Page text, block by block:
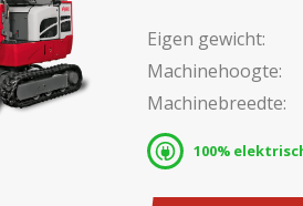
Eigen gewicht:
Machinehoogte:
Machinebreedte:
100%